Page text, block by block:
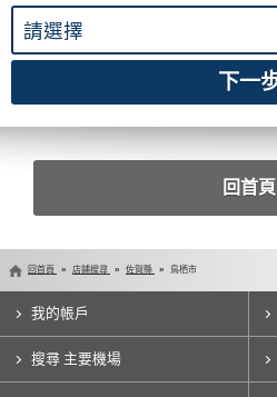
回首頁
回首頁 店鋪搜尋 佐賀縣 鳥栖市
我的帳戶
搜尋 主要機場